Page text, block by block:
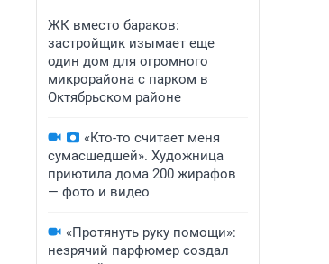
ЖК вместо бараков:
застройщик изымает еще
один дом для огромного
микрорайона с парком в
Октябрьском районе
«Кто-то считает меня
сумасшедшей». Художница
приютила дома 200 жирафов
— фото и видео
«Протянуть руку помощи»:
незрячий парфюмер создал